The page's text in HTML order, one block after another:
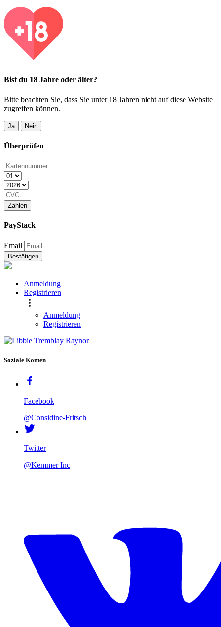
Bist du 18 Jahre oder älter?
Bitte beachten Sie, dass Sie unter 18 Jahren nicht auf diese Website
zugreifen können.
Ja Nein
Überprüfen
Zahlen
PayStack
Email
Bestätigen
Anmeldung
Registrieren
Anmeldung
Registrieren
Soziale Konten
Facebook
@Considine-Fritsch
Twitter
@Kemmer Inc